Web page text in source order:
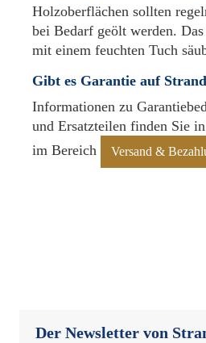
Holzoberflächen sollten
bei Bedarf geölt werden.
mit einem feuchten Tuch
Gibt es Garantie auf
Informationen zu
und Ersatzteilen finden Sie
im Bereich
Versand &
Der Newsletter von